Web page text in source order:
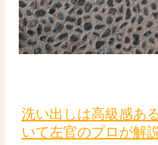
な
い
ポ
を
プ
ロ
洗い出しは高級感あ
いて左官のプロが解
出
し
は